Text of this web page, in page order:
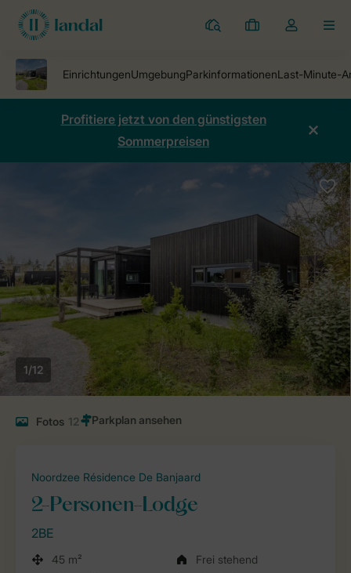
Ferienparks
Meine
Dropdown-
öffnen
Profitiere jetzt von den günstigsten
Sommerpreisen
1/12
Fotos 12
Noordzee Résidence De Banjaard
2-Personen-Lodge
2BE
45 m²
Frei stehend